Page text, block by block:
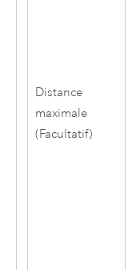
Distance
maximale
(Facultatif)